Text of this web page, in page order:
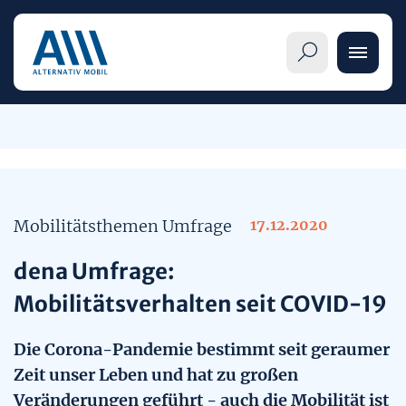
Übersicht
Pkw-Label im Detail
Handel und Hersteller
Elektrofahrzeuge (BEV)
Brennstoffzellenautos (FCEV)
Themenseiten
Mobilitätsangebote
Mobilität im Wandel
Publikationen
Mobilitätsthemen Umfrage 17.12.2020
dena Umfrage:
Mobilitätsverhalten seit COVID-19
Die Corona-Pandemie bestimmt seit geraumer
Zeit unser Leben und hat zu großen
Veränderungen geführt - auch die Mobilität ist